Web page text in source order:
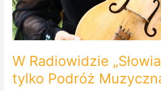
W Radiowidzie
tylko Podróż